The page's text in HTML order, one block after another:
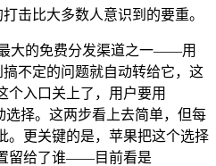
击比大多数人意识到的要重。
大的免费分发渠道之一——用
不定的问题就自动转给它，这
个入口关上了，用户要用
选择。这两步看上去简单，但每
。更关键的是，苹果把这个选择
留给了谁——目前看是